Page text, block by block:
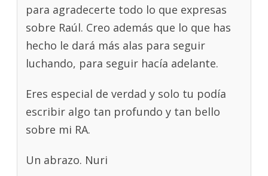
para agradecerte todo lo que expresas
sobre Raúl. Creo además que lo que has
hecho le dará más alas para seguir
luchando, para seguir hacía adelante.
Eres especial de verdad y solo tu podía
escribir algo tan profundo y tan bello
sobre mi RA.
Un abrazo. Nuri